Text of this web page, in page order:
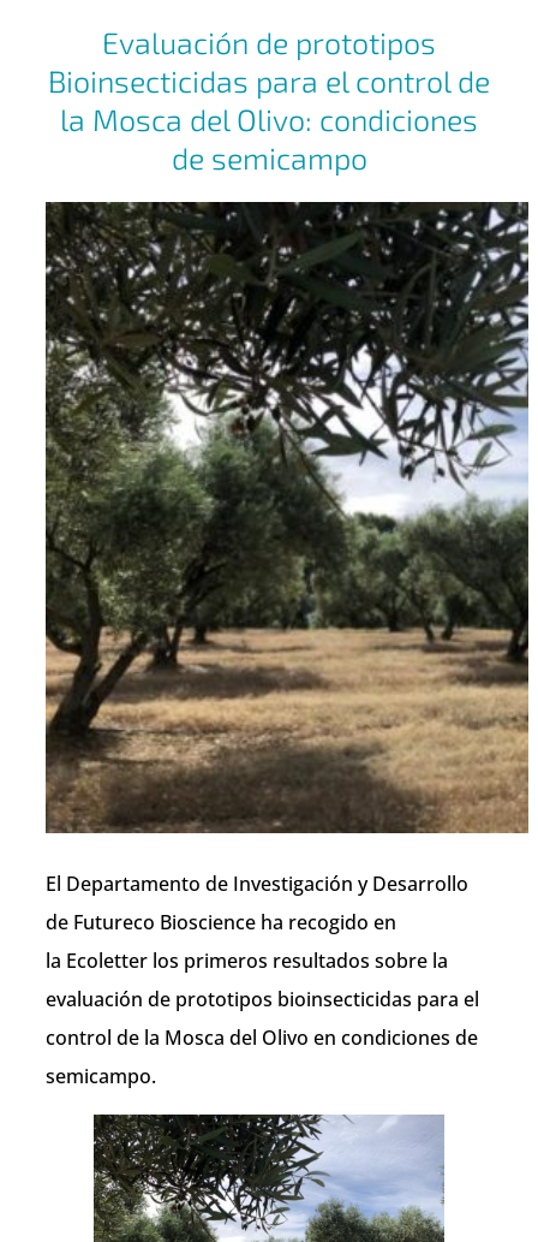
Evaluación de prototipos
Bioinsecticidas para el control de
la Mosca del Olivo: condiciones
de semicampo
El Departamento de Investigación y Desarrollo
de Futureco Bioscience ha recogido en
la Ecoletter los primeros resultados sobre la
evaluación de prototipos bioinsecticidas para el
control de la Mosca del Olivo en condiciones de
semicampo.